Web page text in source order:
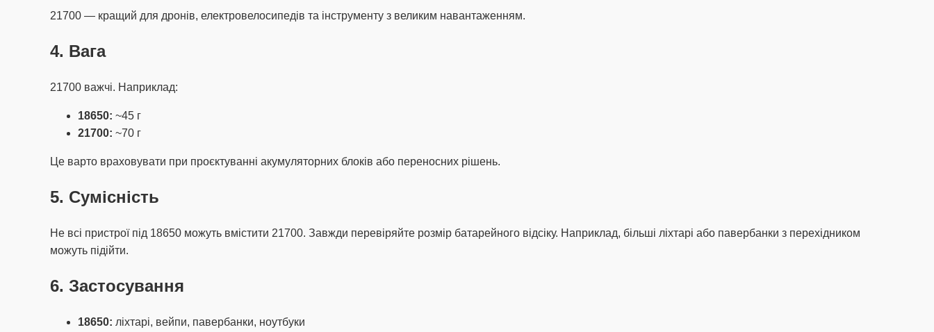
21700 — кращий для дронів, електровелосипедів та інструменту з великим навантаженням.
4. Вага
21700 важчі. Наприклад:
18650: ~45 г
21700: ~70 г
Це варто враховувати при проєктуванні акумуляторних блоків або переносних рішень.
5. Сумісність
Не всі пристрої під 18650 можуть вмістити 21700. Завжди перевіряйте розмір батарейного відсіку. Наприклад, більші ліхтарі або павербанки з перехідником
можуть підійти.
6. Застосування
18650: ліхтарі, вейпи, павербанки, ноутбуки